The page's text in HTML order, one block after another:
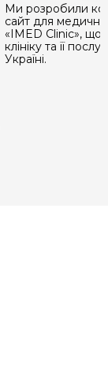
Ми розробили
сайт для
«IMED Clinic», що
клініку та її
Україні.